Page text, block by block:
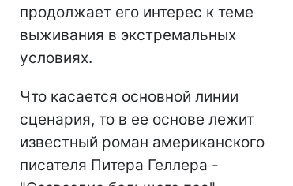
продолжает его интерес к теме
выживания в экстремальных
условиях.
Что касается основной линии
сценария, то в ее основе лежит
известный роман американского
писателя Питера Геллера -